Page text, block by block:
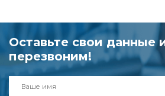
Оставьте свои данные
перезвоним!